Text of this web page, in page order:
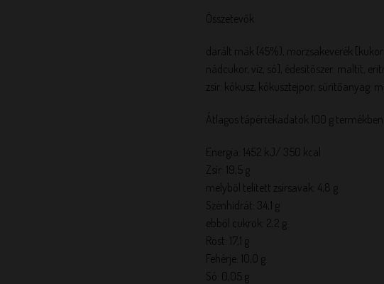
Összetevők
darált mák (45%), morzsakeverék
nádcukor, víz, só], édesítőszer: maltit,
zsír: kókusz, kókusztejpor; sűrítőanyag:
Átlagos tápértékadatok 100 g termékben
Energia: 1452 kJ/ 350 kcal
Zsír: 19,5 g
melyből telített zsírsavak: 4,8 g
Szénhidrát: 34,1 g
ebből cukrok: 2,2 g
Rost: 17,1 g
Fehérje: 10,0 g
Só: 0,05 g